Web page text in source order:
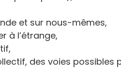
et sur nous-mêmes,
à l’étrange,
des voies possibles